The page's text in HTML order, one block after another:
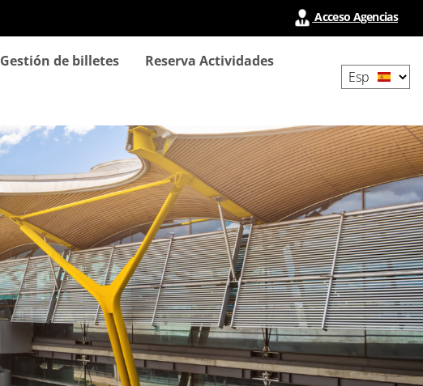
Acceso Agencias
Gestión de billetes
Reserva Actividades
your